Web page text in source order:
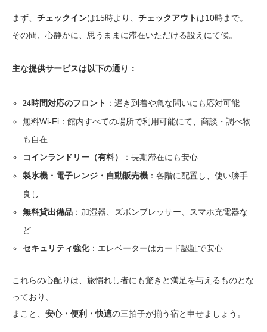
まず、 チェックインは15時より、 チェックアウト は10時まで。
その間、心静かに、思うままに滞在いただける設えにて候。
主な提供サービスは以下の通り：
24時間対応のフロント ：遅き到着や急な問いにも応対可能
無料Wi-Fi：館内すべての場所で利用可能にて、商談・調べ物
も自在
コインランドリー（有料） ：長期滞在にも安心
製氷機・電子レンジ・自動販売機 ：各階に配置し、使い勝手
良し
無料貸出備品 ：加湿器、ズボンプレッサー、スマホ充電器な
ど
セキュリティ強化：エレベーターはカード認証で安心
これらの心配りは、旅慣れし者にも驚きと満足を与えるものとな
っており、
まこと、 安心・便利・快適の三拍子が揃う宿と申せましょう。